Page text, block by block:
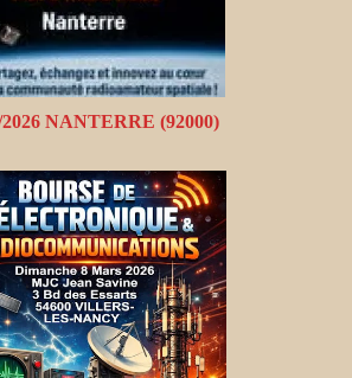
2026 NANTERRE (92000)